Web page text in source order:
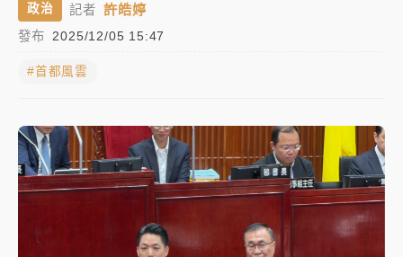
父親節泡湯了！中颱白海豚雨彈轟3天 「紅到發紫」降
雨熱區曝
暑假過三周才推「E宿新北打卡趣」！抽獎程序複雜 觀
旅局回應了
中信慈善基金會想增加董事人數！辜仲諒向法院聲請遭
政治 記者 許皓婷
發布 2025/12/05 15:47
#首都風雲